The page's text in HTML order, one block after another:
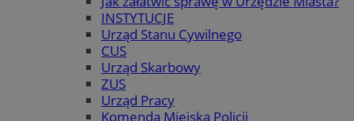
INSTYTUCJE
Urząd Stanu Cywilnego
CUS
Urząd Skarbowy
ZUS
Urząd Pracy
Komenda Miejska Policji